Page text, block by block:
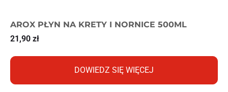
AROX PŁYN NA KRETY I NORNICE 500ML
21,90 zł
DOWIEDZ SIĘ WIĘCEJ